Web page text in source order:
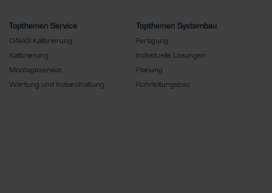
Topthemen Service
DAkkS Kalibrierung
Kalibrierung
Montageservice
Wartung und Instandhaltung
Topthemen Systembau
Fertigung
Individuelle Lösungen
Planung
Rohrleitungsbau